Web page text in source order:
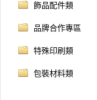
飾品配件類
品牌合作專區
特殊印刷類
包裝材料類